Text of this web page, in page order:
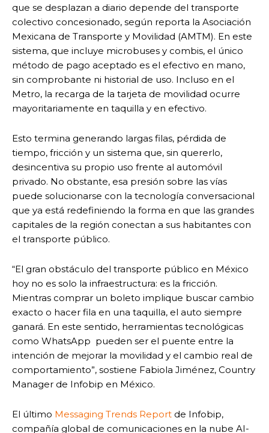
que se desplazan a diario depende del transporte
colectivo concesionado, según reporta la Asociación
Mexicana de Transporte y Movilidad (AMTM). En este
sistema, que incluye microbuses y combis, el único
método de pago aceptado es el efectivo en mano,
sin comprobante ni historial de uso. Incluso en el
Metro, la recarga de la tarjeta de movilidad ocurre
mayoritariamente en taquilla y en efectivo.
Esto termina generando largas filas, pérdida de
tiempo, fricción y un sistema que, sin quererlo,
desincentiva su propio uso frente al automóvil
privado. No obstante, esa presión sobre las vías
puede solucionarse con la tecnología conversacional
que ya está redefiniendo la forma en que las grandes
capitales de la región conectan a sus habitantes con
el transporte público.
“El gran obstáculo del transporte público en México
hoy no es solo la infraestructura: es la fricción.
Mientras comprar un boleto implique buscar cambio
exacto o hacer fila en una taquilla, el auto siempre
ganará. En este sentido, herramientas tecnológicas
como WhatsApp pueden ser el puente entre la
intención de mejorar la movilidad y el cambio real de
comportamiento”, sostiene Fabiola Jiménez, Country
Manager de Infobip en México.
El último Messaging Trends Report de Infobip,
compañía global de comunicaciones en la nube AI-